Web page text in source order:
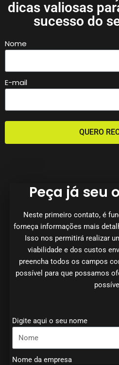
dicas valiosas
sucesso do
Nome
E-mail
QUERO
Peça já seu
Neste primeiro contato, é
forneça informações mais
Isso nos permitirá realizar
viabilidade e dos custos
preencha todos os campos
possível para que possamos
Digite aqui o seu nome
Nome da empresa